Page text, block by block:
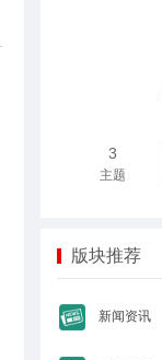
3
主题
版块推荐
新闻资讯